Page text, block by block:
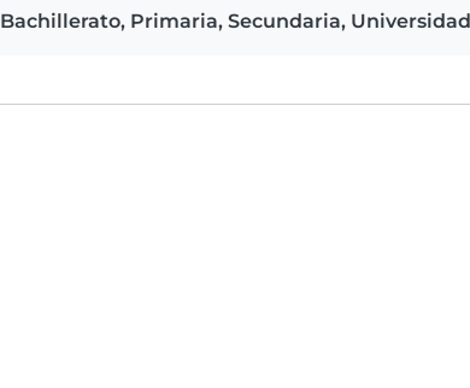
Bachillerato, Primaria, Secundaria, Universidad